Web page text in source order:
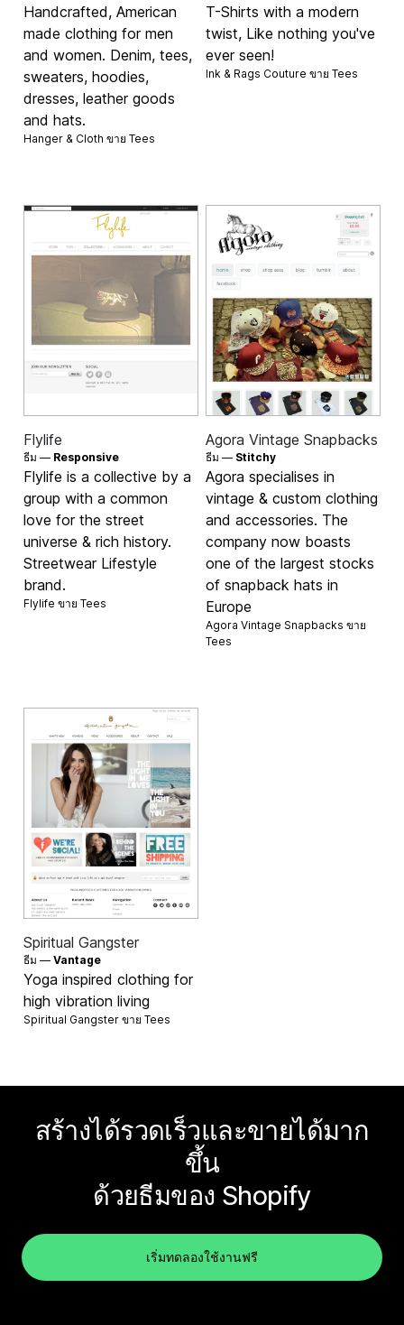
Handcrafted, American
made clothing for men
and women. Denim, tees,
sweaters, hoodies,
dresses, leather goods
and hats.
Hanger & Cloth ขายTees
T-Shirts with a modern
twist, Like nothing you've
ever seen!
Ink & Rags Couture ขาย Tees
Flylife
ธีม — Responsive
Flylife is a collective by a
group with a common
love for the street
universe & rich history.
Streetwear Lifestyle
brand.
Flylife ขายTees
Agora Vintage Snapbacks
ธีม — Stitchy
Agora specialises in
vintage & custom clothing
and accessories. The
company now boasts
one of the largest stocks
of snapback hats in
Europe
Agora Vintage Snapbacks ขาย
Tees
Spiritual Gangster
ธีม —Vantage
Yoga inspired clothing for
high vibration living
Spiritual Gangster ขายTees
สร้างได้รวดเร็วและขายได้มาก
ขึ้น
ด้วยธีมของ Shopify
เริ่มทดลองใช้งานฟรี